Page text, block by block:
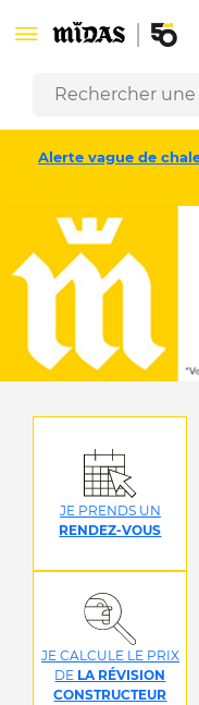
Alerte vague de
JE PRENDS UN
RENDEZ-VOUS
JE CALCULE LE PRIX
DE LA RÉVISION
CONSTRUCTEUR